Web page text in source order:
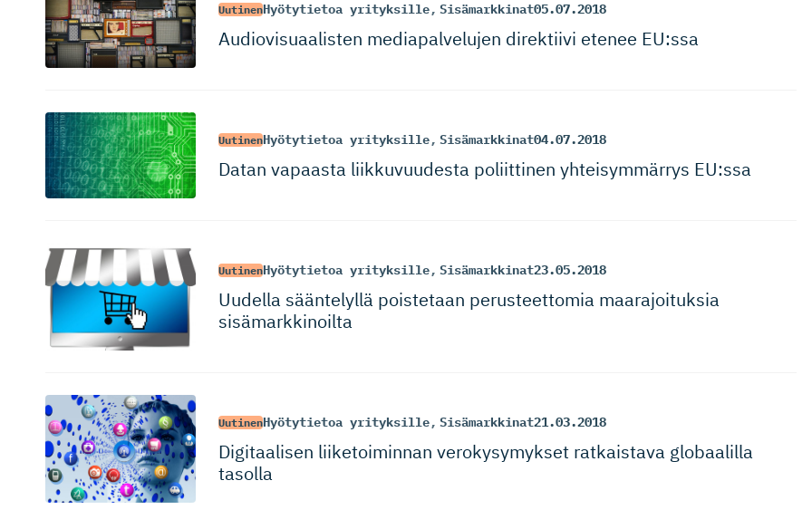
UutinenHyötytietoa yrityksille, Sisämarkkinat05.07.2018
Audiovisuaa­listen mediapalvelujen direktiivi etenee EU:ssa
UutinenHyötytietoa yrityksille, Sisämarkkinat04.07.2018
Datan vapaasta liikkuvuudesta poliittinen yhteisymmärrys EU:ssa
UutinenHyötytietoa yrityksille, Sisämarkkinat23.05.2018
Uudella sääntelyllä poistetaan perusteettomia maarajoituksia
sisämarkkinoilta
UutinenHyötytietoa yrityksille, Sisämarkkinat21.03.2018
Digitaalisen liiketoiminnan verokysymykset ratkaistava globaalilla
tasolla